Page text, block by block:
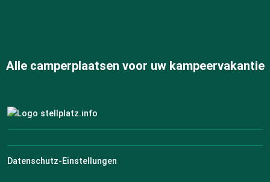
Alle camperplaatsen voor uw kampeervakantie
Datenschutz-Einstellungen